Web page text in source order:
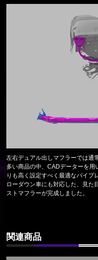
左右デュアル出しマフラーでは通
多い商品の中、CADデーターを用
りも高く設定すべく最適なパイプ
ローダウン車にも対応した、見た
ストマフラーが完成しました。
関連商品